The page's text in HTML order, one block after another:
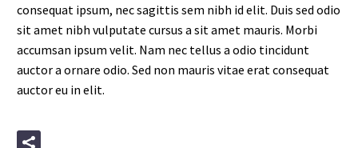
consequat ipsum, nec sagittis sem nibh id elit. Duis sed odio
sit amet nibh vulputate cursus a sit amet mauris. Morbi
accumsan ipsum velit. Nam nec tellus a odio tincidunt
auctor a ornare odio. Sed non mauris vitae erat consequat
auctor eu in elit.